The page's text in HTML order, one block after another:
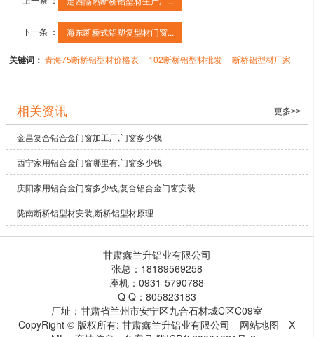
下一条 ： 海东断桥式铝塑复型材门窗...
关键词：青海75断桥铝型材价格表 102断桥铝型材批发 断桥铝型材厂家
相关资讯 更多>>
金昌复合铝合金门窗加工厂,门窗多少钱
西宁家用铝合金门窗哪里有,门窗多少钱
庆阳家用铝合金门窗多少钱,复合铝合金门窗安装
陇南断桥铝型材安装,断桥铝型材原理
甘肃鑫兰升铝业有限公司
张总：18189569258
座机：0931-5790788
Q Q：805823183
厂址：甘肃省兰州市安宁区九合石材城C区C09室
CopyRight © 版权所有:甘肃鑫兰升铝业有限公司 网站地图
X